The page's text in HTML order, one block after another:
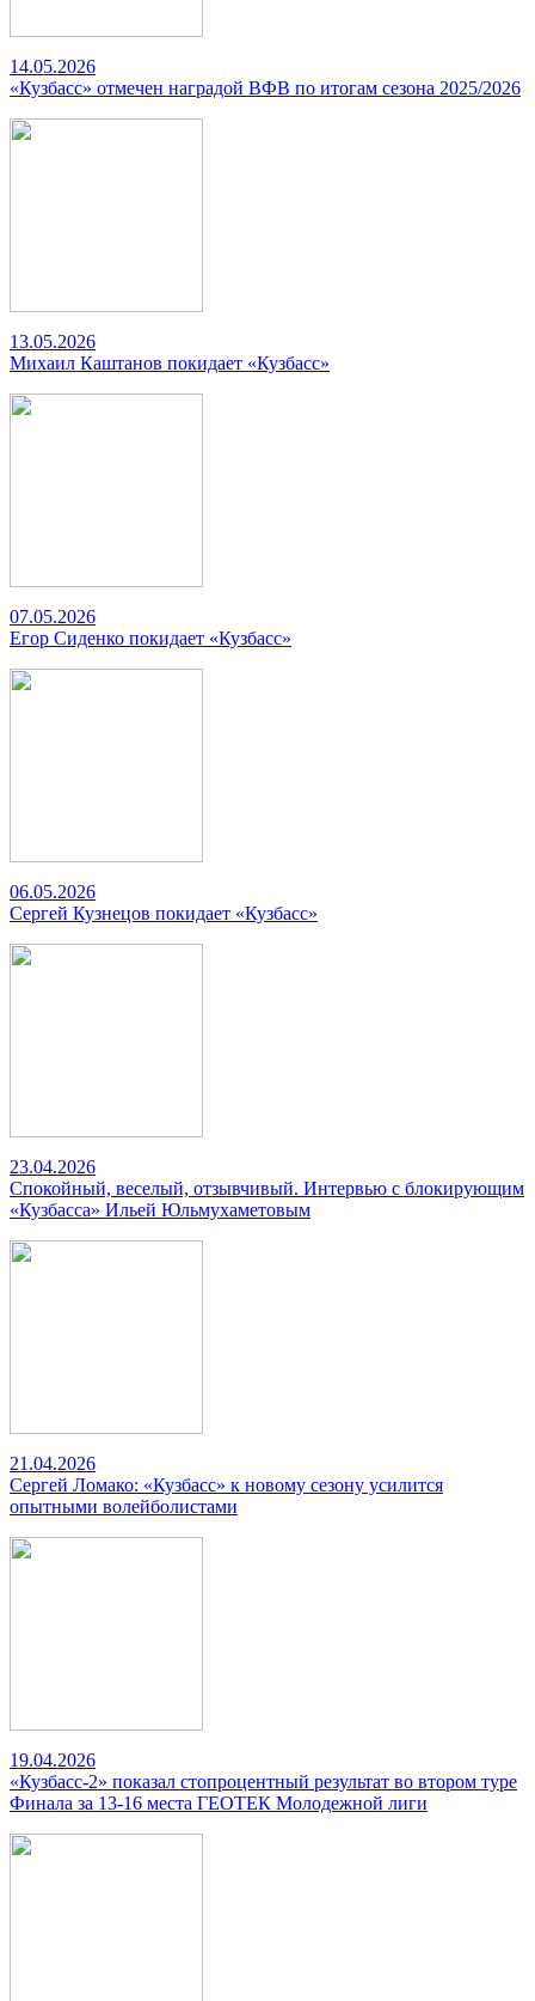
14.05.2026
«Кузбасс» отмечен наградой ВФВ по итогам сезона 2025/2026
13.05.2026
Михаил Каштанов покидает «Кузбасс»
07.05.2026
Егор Сиденко покидает «Кузбасс»
06.05.2026
Сергей Кузнецов покидает «Кузбасс»
23.04.2026
Спокойный, веселый, отзывчивый. Интервью с блокирующим
«Кузбасса» Ильей Юльмухаметовым
21.04.2026
Сергей Ломако: «Кузбасс» к новому сезону усилится
опытными волейболистами
19.04.2026
«Кузбасс-2» показал стопроцентный результат во втором туре
Финала за 13-16 места ГЕОТЕК Молодежной лиги